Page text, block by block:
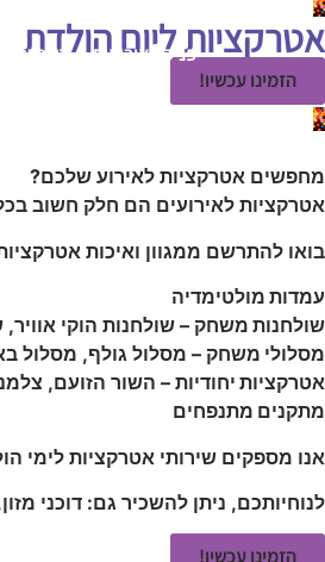
פניקס אירועים השכרת
אטרקציות ליום הולדת
הזמינו עכשיו!
מחפשים אטרקציות לאירוע שלכם?
אטרקציות לאירועים הם חלק חשוב בכל
בואו להתרשם ממגוון ואיכות
עמדות מולטימדיה
שולחנות משחק – שולחנות הוקי
מסלולי משחק – מסלול גולף, מסלול
אטרקציות יחודיות – השור הזועם,
מתקנים מתנפחים
אנו מספקים שירותי אטרקציות לימי
לנוחיותכם, ניתן להשכיר גם: דוכני